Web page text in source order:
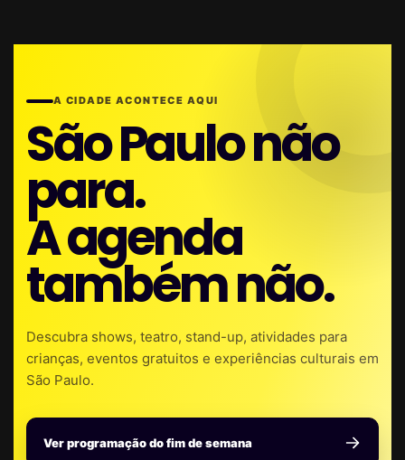
A CIDADE ACONTECE AQUI
São Paulo não
para.
A agenda
também não.
Descubra shows, teatro, stand-up, atividades para
crianças, eventos gratuitos e experiências culturais em
São Paulo.
Ver programação do fim de semana